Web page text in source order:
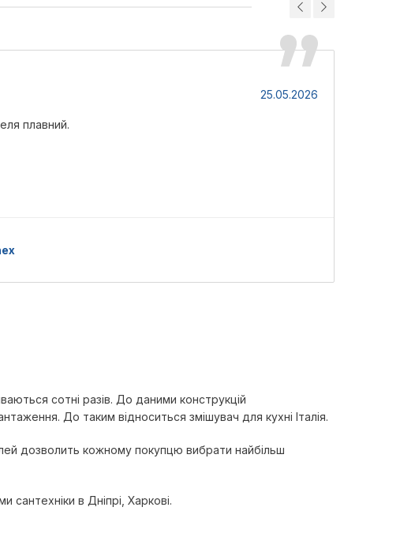
25.05.2026
плавний.
сотні разів. До даними конструкцій
До таким відноситься змішувач для кухні Італія.
дозволить кожному покупцю вибрати найбільш
сантехніки в Дніпрі, Харкові.